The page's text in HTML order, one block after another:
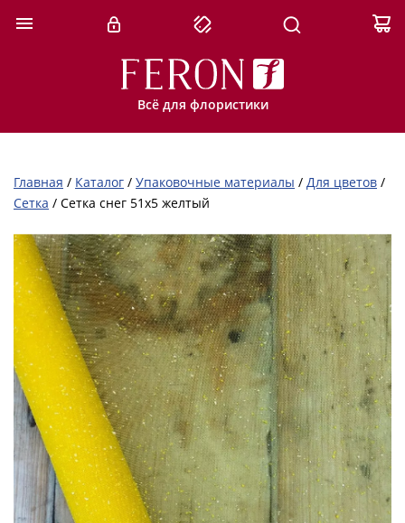
Всё для флористики
Главная / Каталог / Упаковочные материалы / Для цветов /
Сетка / Сетка снег 51x5 желтый